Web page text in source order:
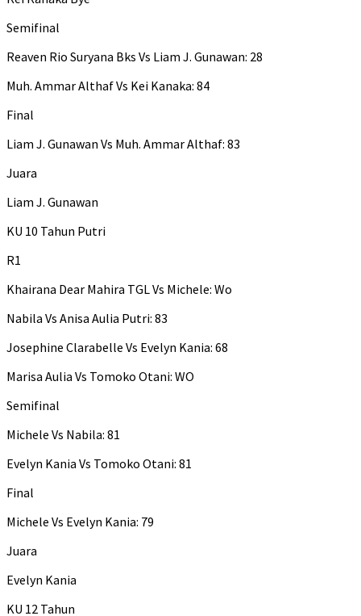
Semifinal
Reaven Rio Suryana Bks Vs Liam J. Gunawan: 28
Muh. Ammar Althaf Vs Kei Kanaka: 84
Final
Liam J. Gunawan Vs Muh. Ammar Althaf: 83
Juara
Liam J. Gunawan
KU 10 Tahun Putri
R1
Khairana Dear Mahira TGL Vs Michele: Wo
Nabila Vs Anisa Aulia Putri: 83
Josephine Clarabelle Vs Evelyn Kania: 68
Marisa Aulia Vs Tomoko Otani: WO
Semifinal
Michele Vs Nabila: 81
Evelyn Kania Vs Tomoko Otani: 81
Final
Michele Vs Evelyn Kania: 79
Juara
Evelyn Kania
KU 12 Tahun